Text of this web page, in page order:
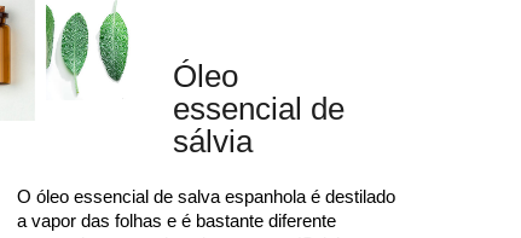
Óleo
essencial de
sálvia
O óleo essencial de salva espanhola é destilado
a vapor das folhas e é bastante diferente